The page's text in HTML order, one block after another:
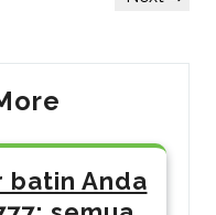
batin Anda